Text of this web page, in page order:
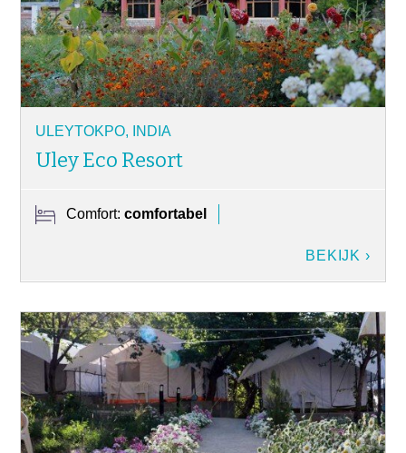
ULEYTOKPO, INDIA
Uley Eco Resort
Comfort:comfortabel
BEKIJK ›